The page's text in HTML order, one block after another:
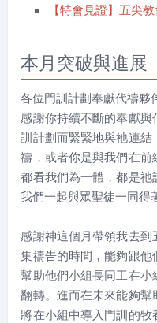
【特會見證】五尖
本月突破與進展
各位門訓計劃奉獻代禱夥
感謝你持續不斷的奉獻
訓計劃而緊緊地與祂連
禱，或者你是與我們在
都看我們為一體，都是
我們一起與眾聖徒一同得
感謝神這個月帶領我去
集禱告的時間，能夠跟
幫助他們小組長同工在
翻轉。進而在未來能夠
將在小組中導入門訓的